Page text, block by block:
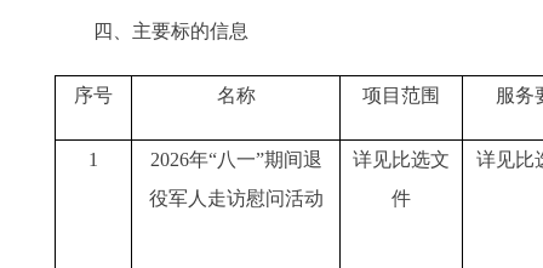
四、主要标的信息
序号 名称 项目范围 服务
1
2026年“八一”期间退
役军人走访慰问活动
详见比选文
件
详见比